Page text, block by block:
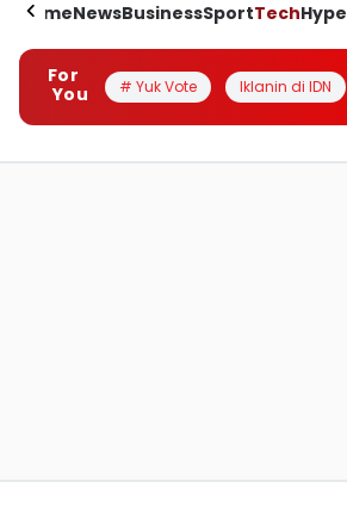
HomeNewsBusinessSportTechHype
For
You
# Yuk Vote Iklanin di IDN